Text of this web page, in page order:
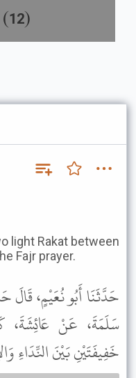
(
12
light Rakat between
Fajr prayer.
حَدَّثَنَا أَبُو نُعَيْمٍ،
سَلَمَةَ، عَنْ عَائِشَةَ،
خَفِيفَتَيْنِ بَيْنَ النِّدَاءِ